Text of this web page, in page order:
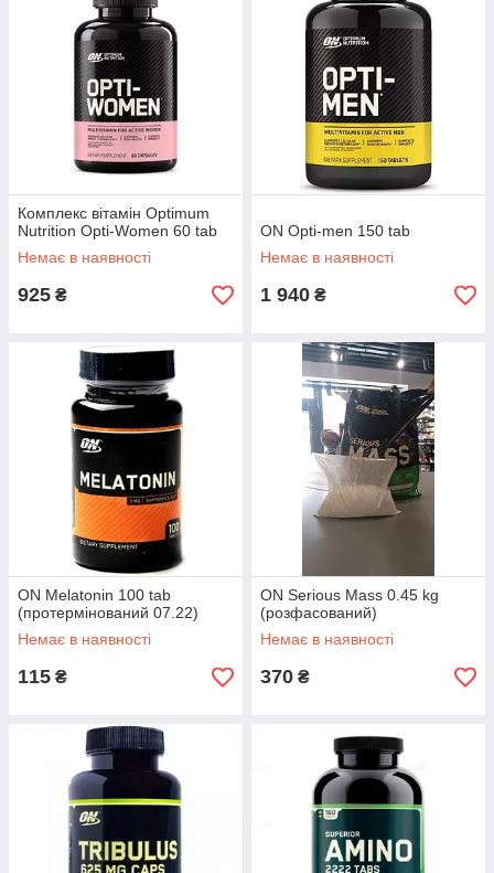
Комплекс вітамін Optimum
Nutrition Opti-Women 60 tab
Немає в наявності
925 ₴
ON Opti-men 150 tab
Немає в наявності
1 940 ₴
ON Melatonin 100 tab
(протермінований 07.22)
Немає в наявності
115 ₴
ON Serious Mass 0.45 kg
(розфасований)
Немає в наявності
370 ₴